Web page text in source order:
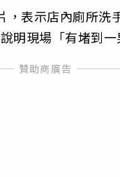
表示店內廁所洗
明現場「有堵到一